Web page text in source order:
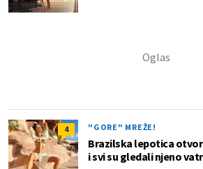
4 "GORE" MREŽE!
Brazilska lepotica
i svi su gledali njeno